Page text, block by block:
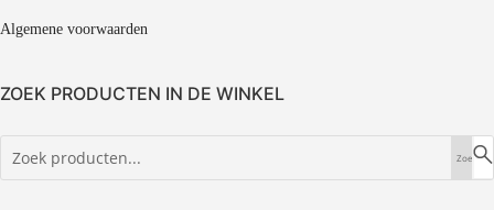
Algemene voorwaarden
ZOEK PRODUCTEN IN DE WINKEL